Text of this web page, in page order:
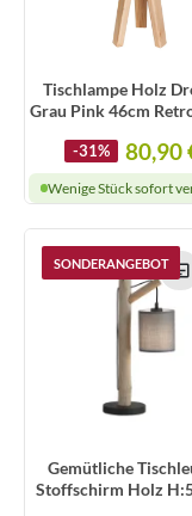
Tischlampe Holz
Grau Pink 46cm
-31% 80,90
Wenige Stück sofort
SONDERANGEBOT
Gemütliche
Stoffschirm Holz